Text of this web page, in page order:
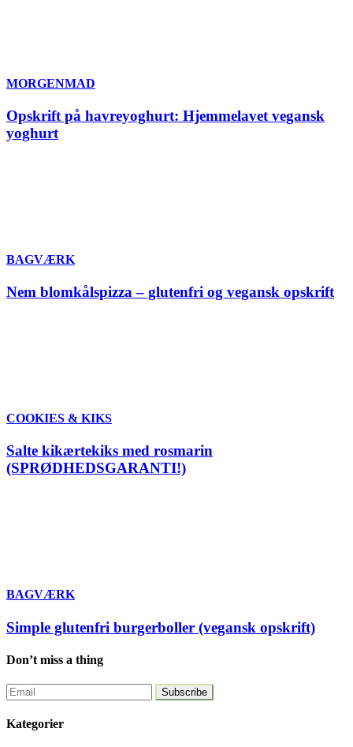
MORGENMAD
Opskrift på havreyoghurt: Hjemmelavet vegansk
yoghurt
BAGVÆRK
Nem blomkålspizza – glutenfri og vegansk opskrift
COOKIES & KIKS
Salte kikærtekiks med rosmarin
(SPRØDHEDSGARANTI!)
BAGVÆRK
Simple glutenfri burgerboller (vegansk opskrift)
Don’t miss a thing
Kategorier